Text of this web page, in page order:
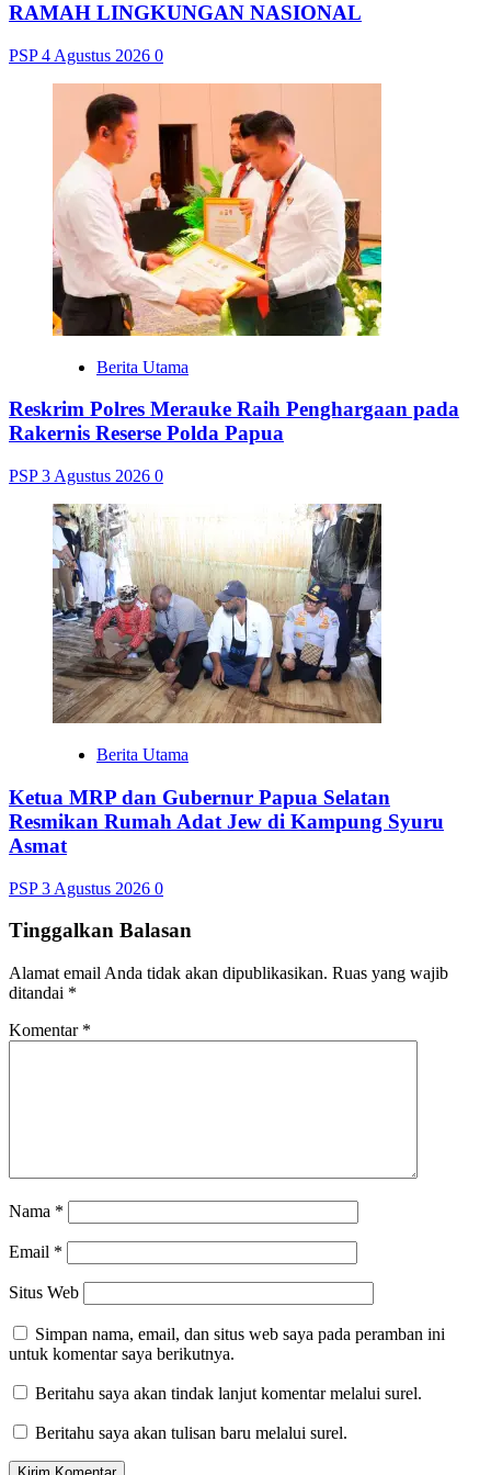
RAMAH LINGKUNGAN NASIONAL
PSP4 Agustus 2026 0
Berita Utama
Reskrim Polres Merauke Raih Penghargaan pada
Rakernis Reserse Polda Papua
PSP3 Agustus 2026 0
Berita Utama
Ketua MRP dan Gubernur Papua Selatan
Resmikan Rumah Adat Jew di Kampung Syuru
Asmat
PSP3 Agustus 2026 0
Tinggalkan Balasan
Alamat email Anda tidak akan dipublikasikan. Ruas yang wajib
ditandai *
Komentar *
Nama *
Email *
Situs Web
Simpan nama, email, dan situs web saya pada peramban ini
untuk komentar saya berikutnya.
Beritahu saya akan tindak lanjut komentar melalui surel.
Beritahu saya akan tulisan baru melalui surel.